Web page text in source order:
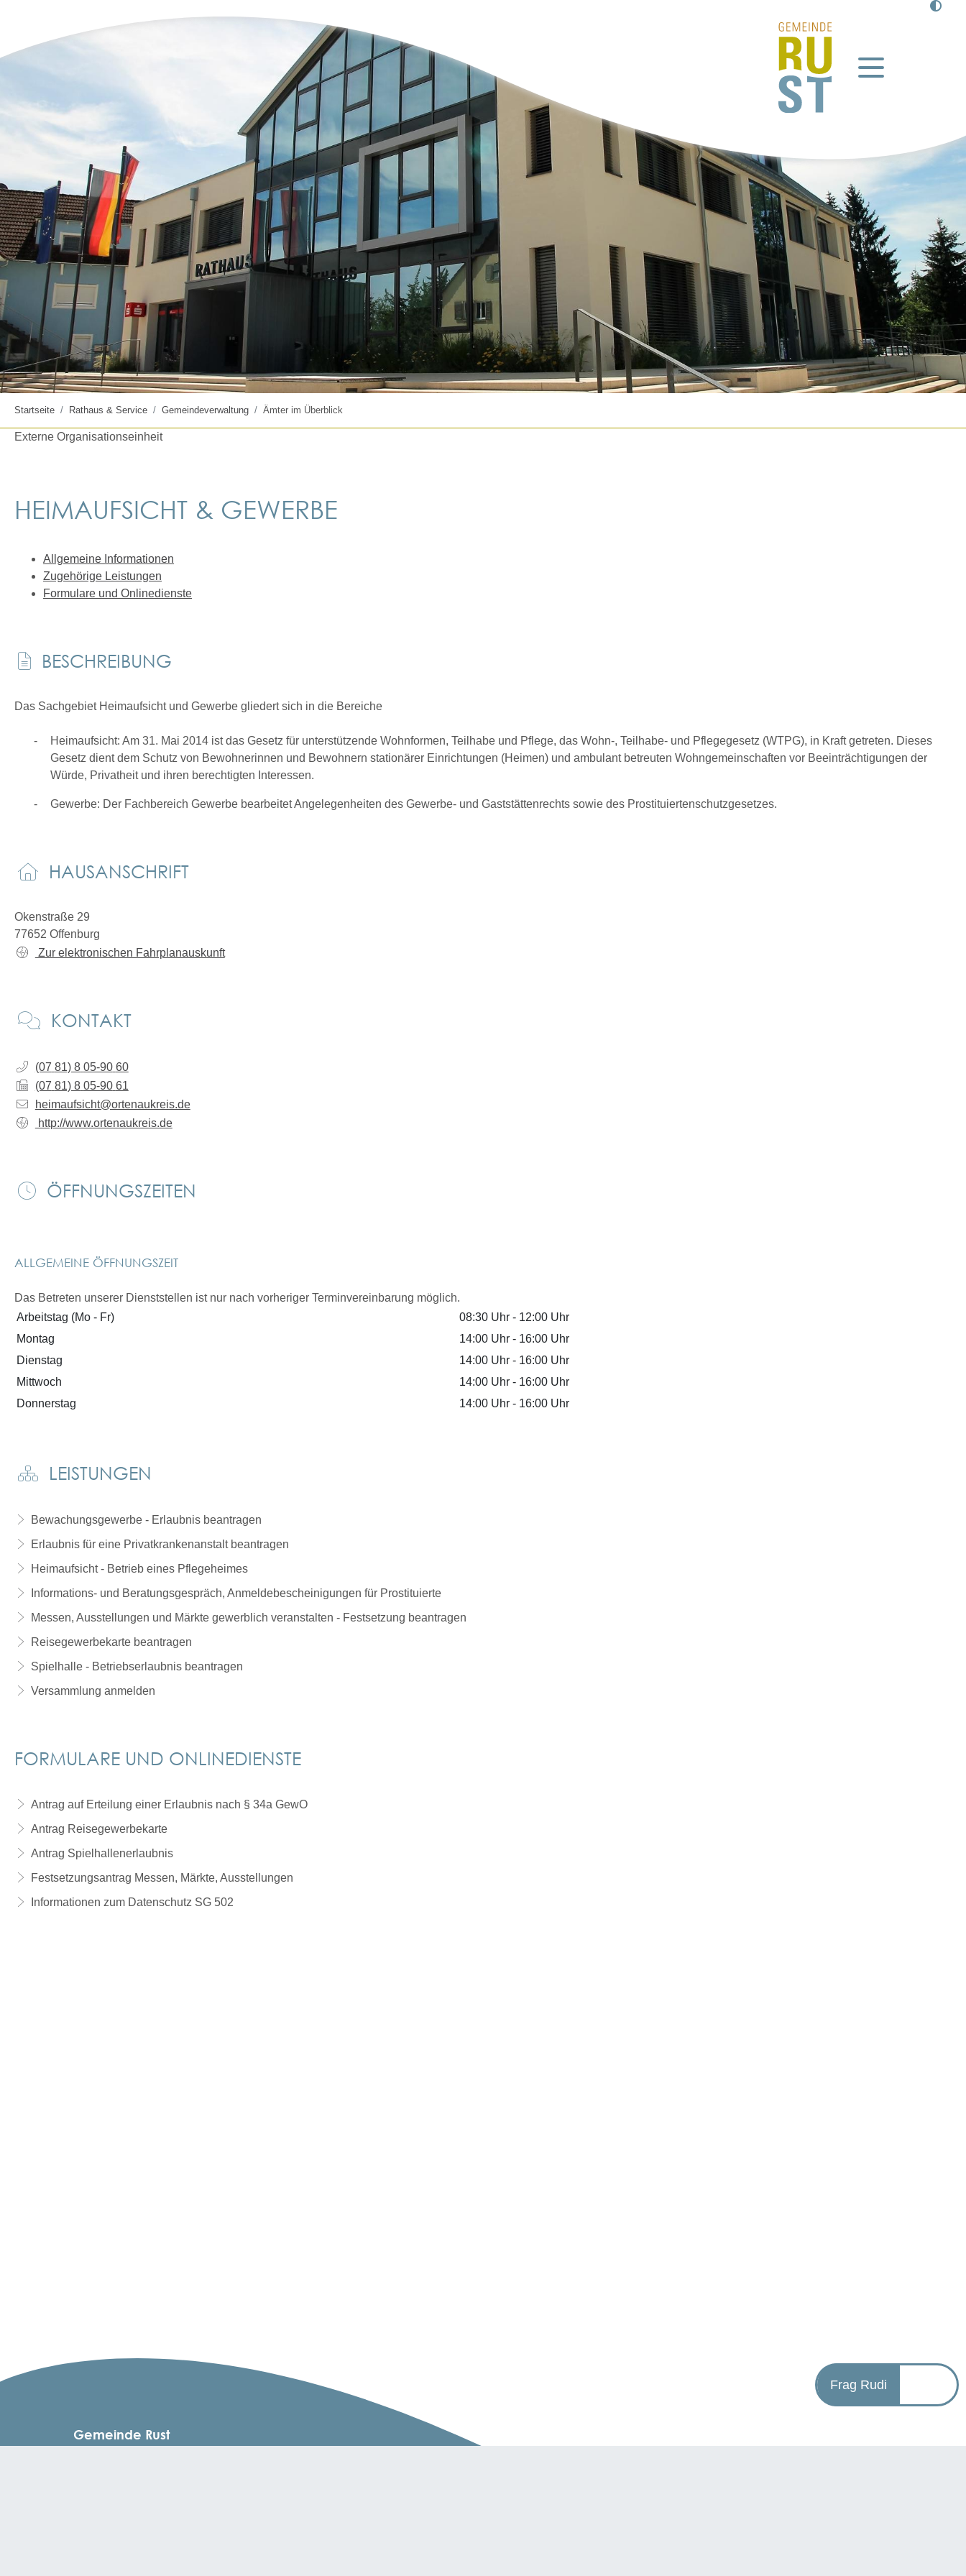
Startseite Rathaus & Service Gemeindeverwaltung Ämter im Überblick
Externe Organisationseinheit
HEIMAUFSICHT & GEWERBE
Allgemeine Informationen
Zugehörige Leistungen
Formulare und Onlinedienste
BESCHREIBUNG
Das Sachgebiet Heimaufsicht und Gewerbe gliedert sich in die Bereiche
Heimaufsicht: Am 31. Mai 2014 ist das Gesetz für unterstützende Wohnformen, Teilhabe und Pflege, das Wohn-, Teilhabe- und Pflegegesetz (WTPG), in Kraft getreten. Dieses
Gesetz dient dem Schutz von Bewohnerinnen und Bewohnern stationärer Einrichtungen (Heimen) und ambulant betreuten Wohngemeinschaften vor Beeinträchtigungen der
Würde, Privatheit und ihren berechtigten Interessen.
Gewerbe: Der Fachbereich Gewerbe bearbeitet Angelegenheiten des Gewerbe- und Gaststättenrechts sowie des Prostituiertenschutzgesetzes.
HAUSANSCHRIFT
Okenstraße 29
77652 Offenburg
Zur elektronischen Fahrplanauskunft
KONTAKT
(07 81) 8 05-90 60
(07 81) 8 05-90 61
heimaufsicht@ortenaukreis.de
http://www.ortenaukreis.de
ÖFFNUNGSZEITEN
ALLGEMEINE ÖFFNUNGSZEIT
Das Betreten unserer Dienststellen ist nur nach vorheriger Terminvereinbarung möglich.
Arbeitstag (Mo - Fr)
08:30 Uhr - 12:00 Uhr
Montag
14:00 Uhr - 16:00 Uhr
Dienstag
14:00 Uhr - 16:00 Uhr
Mittwoch
14:00 Uhr - 16:00 Uhr
Donnerstag
14:00 Uhr - 16:00 Uhr
LEISTUNGEN
Bewachungsgewerbe - Erlaubnis beantragen
Erlaubnis für eine Privatkrankenanstalt beantragen
Heimaufsicht - Betrieb eines Pflegeheimes
Informations- und Beratungsgespräch, Anmeldebescheinigungen für Prostituierte
Messen, Ausstellungen und Märkte gewerblich veranstalten - Festsetzung beantragen
Reisegewerbekarte beantragen
Spielhalle - Betriebserlaubnis beantragen
Versammlung anmelden
FORMULARE UND ONLINEDIENSTE
Antrag auf Erteilung einer Erlaubnis nach § 34a GewO
Antrag Reisegewerbekarte
Antrag Spielhallenerlaubnis
Festsetzungsantrag Messen, Märkte, Ausstellungen
Informationen zum Datenschutz SG 502
Gemeinde Rust
Frag Rudi